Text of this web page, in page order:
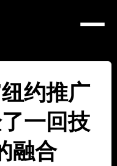
约推广
一回技
融合